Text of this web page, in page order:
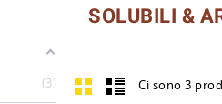
3
SOLUBILI &
Ci sono 3